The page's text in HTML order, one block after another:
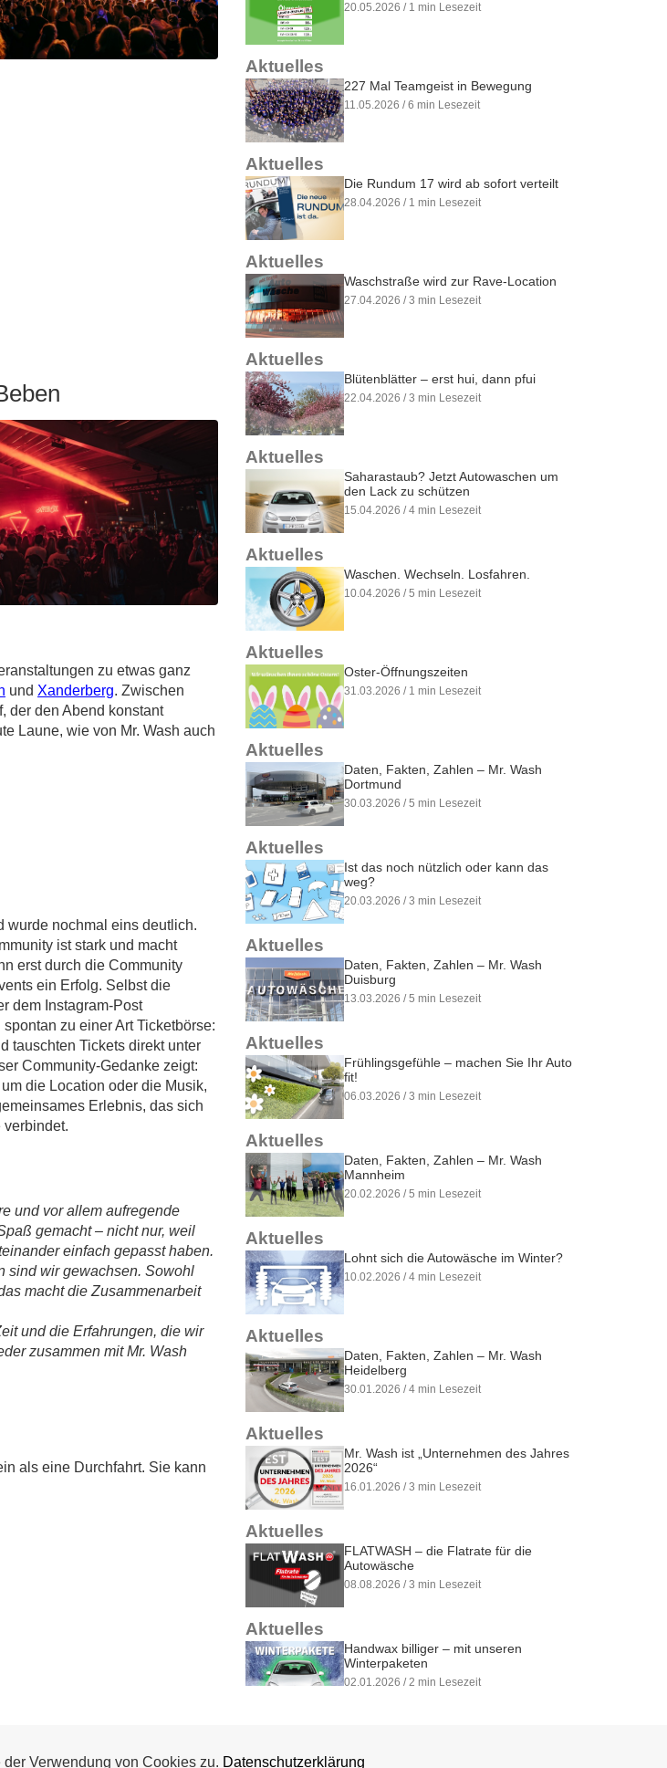
zu etwas ganz
und Xanderberg. Zwischen
der den Abend konstant
Laune, wie von Mr. Wash auch
wurde nochmal eins deutlich.
ist stark und macht
erst durch die Community
ein Erfolg. Selbst die
dem Instagram-Post
zu einer Art Ticketbörse:
tauschten Tickets direkt unter
Community-Gedanke zeigt:
die Location oder die Musik,
Erlebnis, das sich
und vor allem aufregende
gemacht – nicht nur, weil
einfach gepasst haben.
sind wir gewachsen. Sowohl
macht die Zusammenarbeit
und die Erfahrungen, die wir
zusammen mit Mr. Wash
als eine Durchfahrt. Sie kann
20.05.2026 / 1 min Lesezeit
Aktuelles
227 Mal Teamgeist in Bewegung
11.05.2026 / 6 min Lesezeit
Aktuelles
Die Rundum 17 wird ab sofort verteilt
28.04.2026 / 1 min Lesezeit
Aktuelles
Waschstraße wird zur Rave-Location
27.04.2026 / 3 min Lesezeit
Aktuelles
Blütenblätter – erst hui, dann pfui
22.04.2026 / 3 min Lesezeit
Aktuelles
Saharastaub? Jetzt Autowaschen um
den Lack zu schützen
15.04.2026 / 4 min Lesezeit
Aktuelles
Waschen. Wechseln. Losfahren.
10.04.2026 / 5 min Lesezeit
Aktuelles
Oster-Öffnungszeiten
31.03.2026 / 1 min Lesezeit
Aktuelles
Daten, Fakten, Zahlen – Mr. Wash
Dortmund
30.03.2026 / 5 min Lesezeit
Aktuelles
Ist das noch nützlich oder kann das
weg?
20.03.2026 / 3 min Lesezeit
Aktuelles
Daten, Fakten, Zahlen – Mr. Wash
Duisburg
13.03.2026 / 5 min Lesezeit
Aktuelles
Frühlingsgefühle – machen Sie Ihr Auto
fit!
06.03.2026 / 3 min Lesezeit
Aktuelles
Daten, Fakten, Zahlen – Mr. Wash
Mannheim
20.02.2026 / 5 min Lesezeit
Aktuelles
Lohnt sich die Autowäsche im Winter?
10.02.2026 / 4 min Lesezeit
Aktuelles
Daten, Fakten, Zahlen – Mr. Wash
Heidelberg
30.01.2026 / 4 min Lesezeit
Aktuelles
Mr. Wash ist „Unternehmen des Jahres
2026“
16.01.2026 / 3 min Lesezeit
Aktuelles
FLATWASH – die Flatrate für die
Autowäsche
08.08.2026 / 3 min Lesezeit
Aktuelles
Handwax billiger – mit unseren
Winterpaketen
02.01.2026 / 2 min Lesezeit
30.12.2025 / 8 min Lesezeit
Verwendung von Cookies zu. Datenschutzerklärung